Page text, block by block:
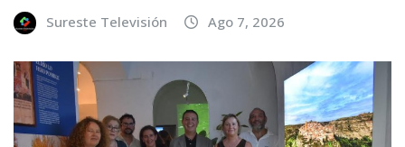
Sureste Televisión Ago 7, 2026